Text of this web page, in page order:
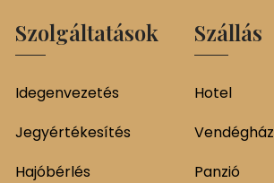
Szolgáltatások
Idegenvezetés
Jegyértékesítés
Hajóbérlés
Szállás
Hotel
Vendégház
Panzió